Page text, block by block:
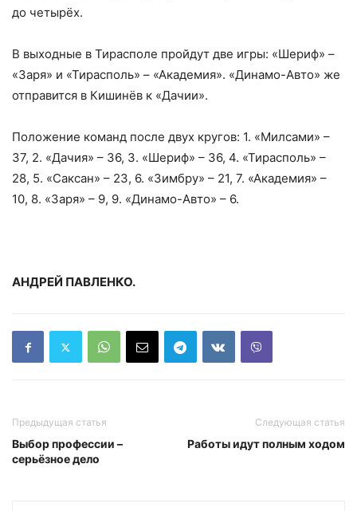
до четырёх.
В выходные в Тирасполе пройдут две игры: «Шериф» –
«Заря» и «Тирасполь» – «Академия». «Динамо-Авто» же
отправится в Кишинёв к «Дачии».
Положение команд после двух кругов: 1. «Милсами» –
37, 2. «Дачия» – 36, 3. «Шериф» – 36, 4. «Тирасполь» –
28, 5. «Саксан» – 23, 6. «Зимбру» – 21, 7. «Академия» –
10, 8. «Заря» – 9, 9. «Динамо-Авто» – 6.
АНДРЕЙ ПАВЛЕНКО.
Предыдущая статья
Выбор профессии –
серьёзное дело
Следующая статья
Работы идут полным ходом